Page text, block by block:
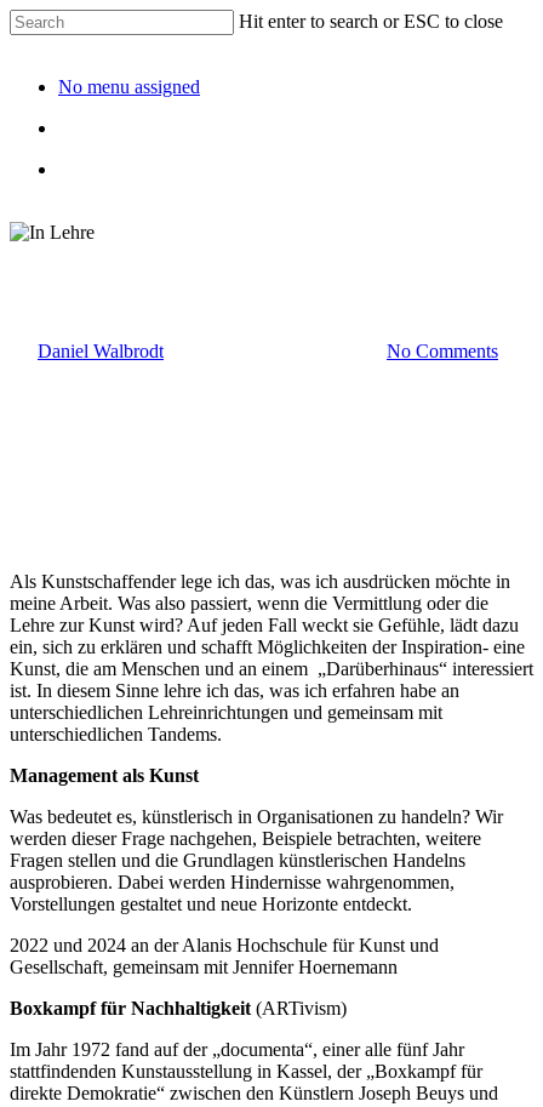
Hit enter to search or ESC to close
No menu assigned
Daniel Walbrodt No Comments
Als Kunstschaffender lege ich das, was ich ausdrücken möchte in
meine Arbeit. Was also passiert, wenn die Vermittlung oder die
Lehre zur Kunst wird? Auf jeden Fall weckt sie Gefühle, lädt dazu
ein, sich zu erklären und schafft Möglichkeiten der Inspiration- eine
Kunst, die am Menschen und an einem „Darüberhinaus“ interessiert
ist. In diesem Sinne lehre ich das, was ich erfahren habe an
unterschiedlichen Lehreinrichtungen und gemeinsam mit
unterschiedlichen Tandems.
Management als Kunst
Was bedeutet es, künstlerisch in Organisationen zu handeln? Wir
werden dieser Frage nachgehen, Beispiele betrachten, weitere
Fragen stellen und die Grundlagen künstlerischen Handelns
ausprobieren. Dabei werden Hindernisse wahrgenommen,
Vorstellungen gestaltet und neue Horizonte entdeckt.
2022 und 2024 an der Alanis Hochschule für Kunst und
Gesellschaft, gemeinsam mit Jennifer Hoernemann
Boxkampf für Nachhaltigkeit (ARTivism)
Im Jahr 1972 fand auf der „documenta“, einer alle fünf Jahr
stattfindenden Kunstausstellung in Kassel, der „Boxkampf für
direkte Demokratie“ zwischen den Künstlern Joseph Beuys und